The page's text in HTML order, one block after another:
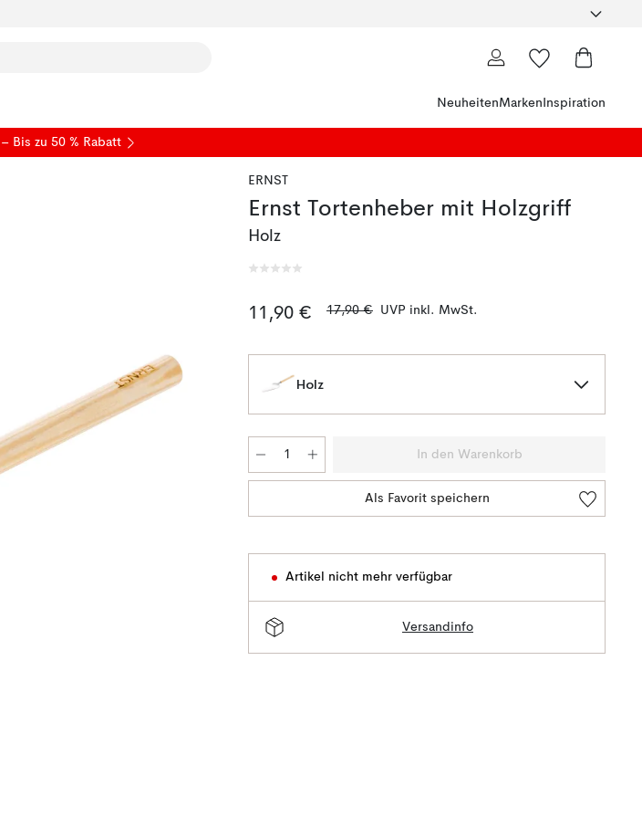
NeuheitenMarken Inspiration
– Bis zu 50 % Rabatt
ERNST
Ernst Tortenheber mit Holzgriff
Holz
11,90 € 17,90 € UVP inkl. MwSt.
Holz
In den Warenkorb
Als Favorit speichern
Artikel nicht mehr verfügbar
Versandinfo